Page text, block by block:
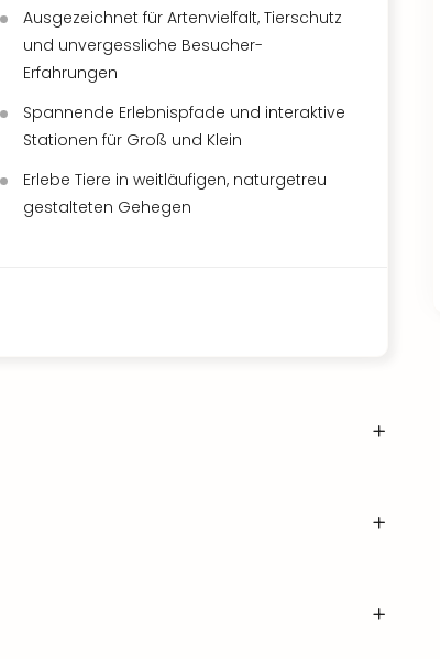
Ausgezeichnet für Artenvielfalt, Tierschutz
und unvergessliche Besucher-
Erfahrungen
Spannende Erlebnispfade und interaktive
Stationen für Groß und Klein
Erlebe Tiere in weitläufigen, naturgetreu
gestalteten Gehegen